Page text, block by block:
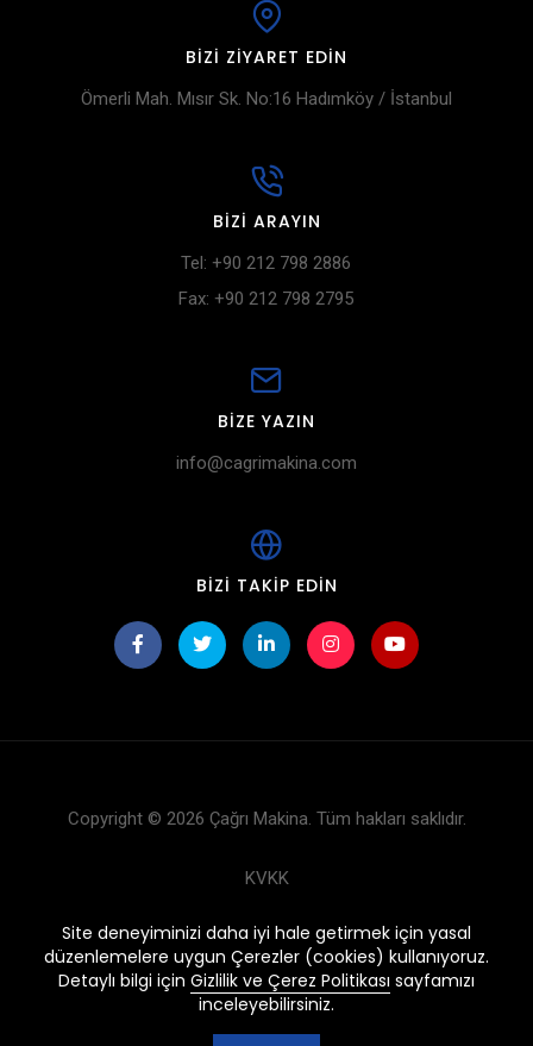
BIZI ZIYARET EDIN
Ömerli Mah. Mısır Sk. No:16 Hadımköy / İstanbul
BIZI ARAYIN
Tel: +90 212 798 2886
Fax: +90 212 798 2795
BIZE YAZIN
info@cagrimakina.com
BIZI TAKIP EDIN
KVKK
Çerez Politikası
Ürünler
Copyright © 2026 Çağrı Makina. Tüm hakları saklıdır.
Site deneyiminizi daha iyi hale getirmek için yasal
düzenlemelere uygun Çerezler (cookies) kullanıyoruz.
Detaylı bilgi için Gizlilik ve Çerez Politikası sayfamızı
inceleyebilirsiniz.